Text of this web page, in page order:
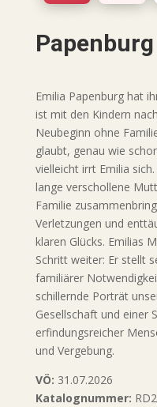
Papenburg
Emilia Papenburg hat
ist mit den Kindern
Neubeginn ohne
glaubt, genau wie
vielleicht irrt Emilia
lange verschollene
Familie
Verletzungen und
klaren Glücks. Emilias
Schritt weiter: Er stellt
familiärer
schillernde Porträt
Gesellschaft und einer
erfindungsreicher
und Vergebung.
VÖ: 31.07.2026
Katalognummer: